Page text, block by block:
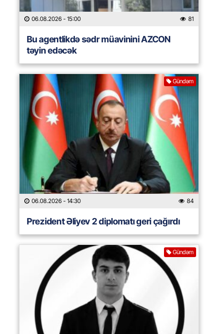
06.08.2026 - 15:00 81
Bu agentlikdə sədr müavinini AZCON
təyin edəcək
Gündəm
06.08.2026 - 14:30 84
Prezident Əliyev 2 diplomatı geri çağırdı
Gündəm